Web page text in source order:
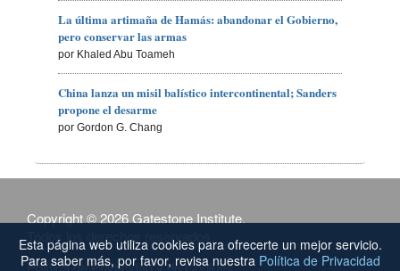
La última artimaña de Hamás: abandonar el Gobierno,
pero conservar las armas
por Khaled Abu Toameh
China lanza un misil balístico intercontinental; Sanders
propone el desarme
por Gordon G. Chang
Copyright © 2026 Gatestone Institute.
Todos los derechos reservados.
Política de Privacidad y de Cookies
Esta página web utiliza cookies para ofrecerte un mejor servicio.
Para saber más, por favor, revisa nuestra Política de Privacidad